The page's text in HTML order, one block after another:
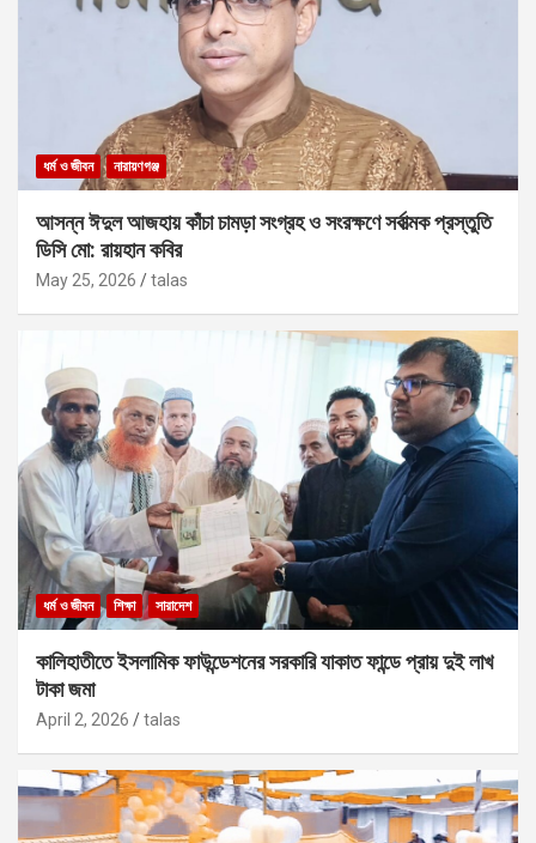
ধর্ম ও জীবন নারায়ণগঞ্জ
আসন্ন ঈদুল আজহায় কাঁচা চামড়া সংগ্রহ ও সংরক্ষণে সর্বাত্মক প্রস্তুতি
ডিসি মো: রায়হান কবির
May 25, 2026 talas
ধর্ম ও জীবন শিক্ষা সারাদেশ
কালিহাতীতে ইসলামিক ফাউন্ডেশনের সরকারি যাকাত ফান্ডে প্রায় দুই লাখ
টাকা জমা
April 2, 2026 talas